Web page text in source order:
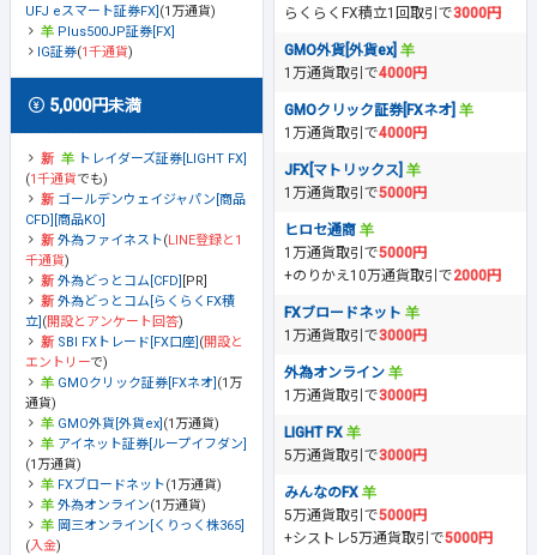
UFJ eスマート証券FX] (1万通貨)
Plus500JP証券[FX]
IG証券(1千通貨)
5,000円未満
トレイダーズ証券[LIGHT FX]
(1千通貨でも)
ゴールデンウェイジャパン[商品
CFD][商品KO]
外為ファイネスト(LINE登録と1
千通貨)
外為どっとコム[CFD] [PR]
外為どっとコム[らくらくFX積
立] (開設とアンケート回答)
SBI FXトレード[FX口座] (開設と
エントリーで)
GMOクリック証券[FXネオ] (1万
通貨)
GMO外貨[外貨ex] (1万通貨)
アイネット証券[ループイフダン]
(1万通貨)
FXブロードネット(1万通貨)
外為オンライン(1万通貨)
岡三オンライン[くりっく株365]
(入金)
らくらくFX積立1回取引で3000円
GMO外貨[外貨ex]
1万通貨取引で4000円
GMOクリック証券[FXネオ]
1万通貨取引で4000円
JFX[マトリックス]
1万通貨取引で5000円
ヒロセ通商
1万通貨取引で5000円
+のりかえ10万通貨取引で2000円
FXブロードネット
1万通貨取引で3000円
外為オンライン
1万通貨取引で3000円
LIGHT FX
5万通貨取引で3000円
みんなのFX
5万通貨取引で5000円
+シストレ5万通貨取引で5000円